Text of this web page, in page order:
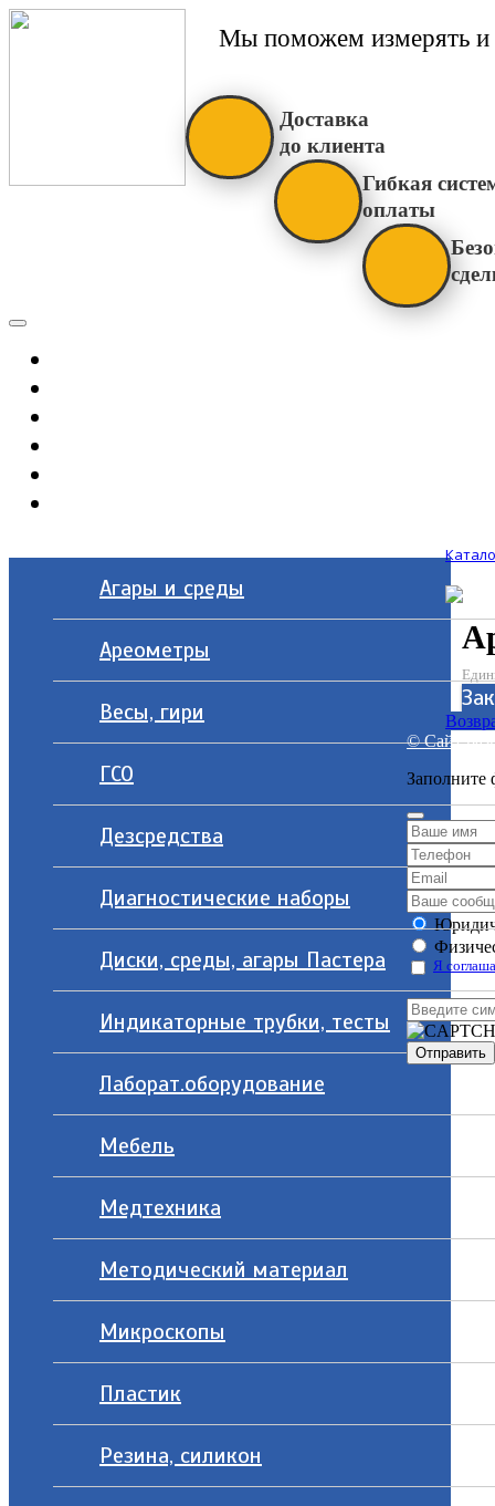
Мы поможем измерять и
Доставка
до клиента
Гибкая
оплаты
Агары и среды
Ареометры
Весы, гири
ГСО
Дезсредства
Диагностические наборы
Диски, среды, агары Пастера
Индикаторные трубки, тесты
Лаборат.оборудование
Мебель
Медтехника
Методический материал
Микроскопы
Пластик
Резина, силикон
© Сайт
Заполните
Я